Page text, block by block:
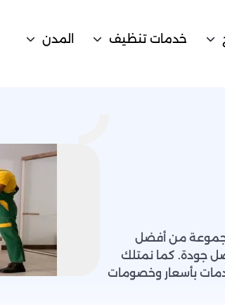
خدمات تنظيف المدن
مجموعة من أفضل
جودة. كما نمتلك
بأسعار وخصومات